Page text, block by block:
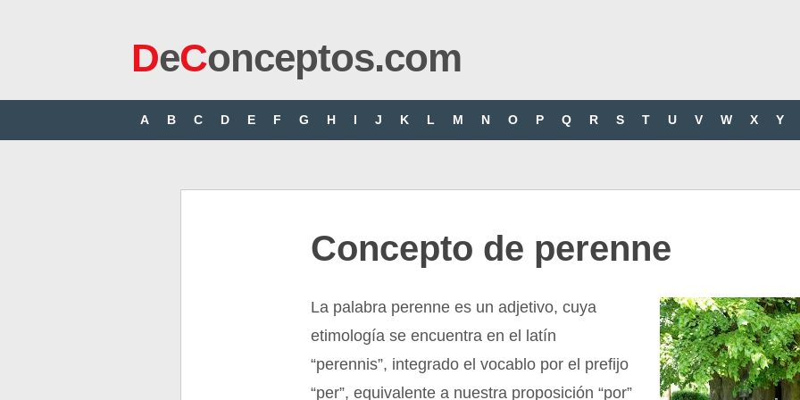
DeConceptos.com
A B C D E F G H I J K L M N O P Q R S T U V W X Y
Concepto de perenne
La palabra perenne es un adjetivo, cuya
etimología se encuentra en el latín
“perennis”, integrado el vocablo por el prefijo
“per”, equivalente a nuestra proposición “por”